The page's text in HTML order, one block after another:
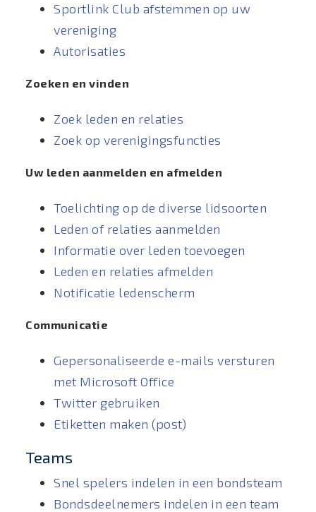
Sportlink Club afstemmen op uw
vereniging
Autorisaties
Zoeken en vinden
Zoek leden en relaties
Zoek op verenigingsfuncties
Uw leden aanmelden en afmelden
Toelichting op de diverse lidsoorten
Leden of relaties aanmelden
Informatie over leden toevoegen
Leden en relaties afmelden
Notificatie ledenscherm
Communicatie
Gepersonaliseerde e-mails versturen
met Microsoft Office
Twitter gebruiken
Etiketten maken (post)
Teams
Snel spelers indelen in een bondsteam
Bondsdeelnemers indelen in een team